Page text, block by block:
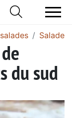
Salade
du sud